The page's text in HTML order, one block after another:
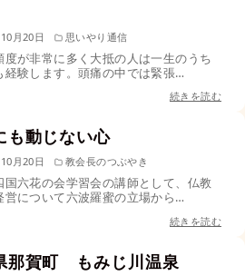
月20日 思いやり通信
度が非常に多く大抵の人は一生のうち
経験します。頭痛の中では緊張…
続きを読む
も動じない心
月20日 教会長のつぶやき
国六花の会学習会の講師として、仏教
営について六波羅蜜の立場から…
続きを読む
那賀町 もみじ川温泉